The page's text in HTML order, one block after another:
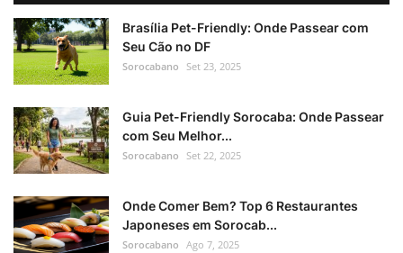
Brasília Pet-Friendly: Onde Passear com
Seu Cão no DF
Sorocabano Set 23, 2025
Guia Pet-Friendly Sorocaba: Onde Passear
com Seu Melhor...
Sorocabano Set 22, 2025
Onde Comer Bem? Top 6 Restaurantes
Japoneses em Sorocab...
Sorocabano Ago 7, 2025